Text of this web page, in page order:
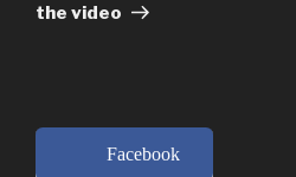
the video
Facebook